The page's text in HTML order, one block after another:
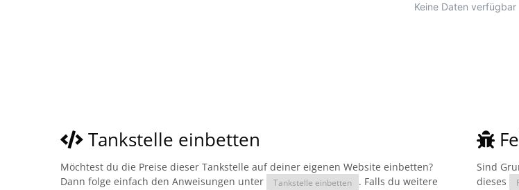
Tankstelle einbetten
Möchtest du die Preise dieser Tankstelle auf deiner eigenen Website einbetten?
Dann folge einfach den Anweisungen unter
Tankstelle einbetten
. Falls du weitere
Sind
dieses